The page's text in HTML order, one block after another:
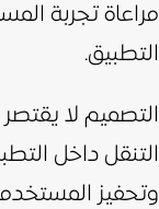
مراعاة تجربة
التطبيق.
التصميم لا
التنقل داخل
وتحفيز